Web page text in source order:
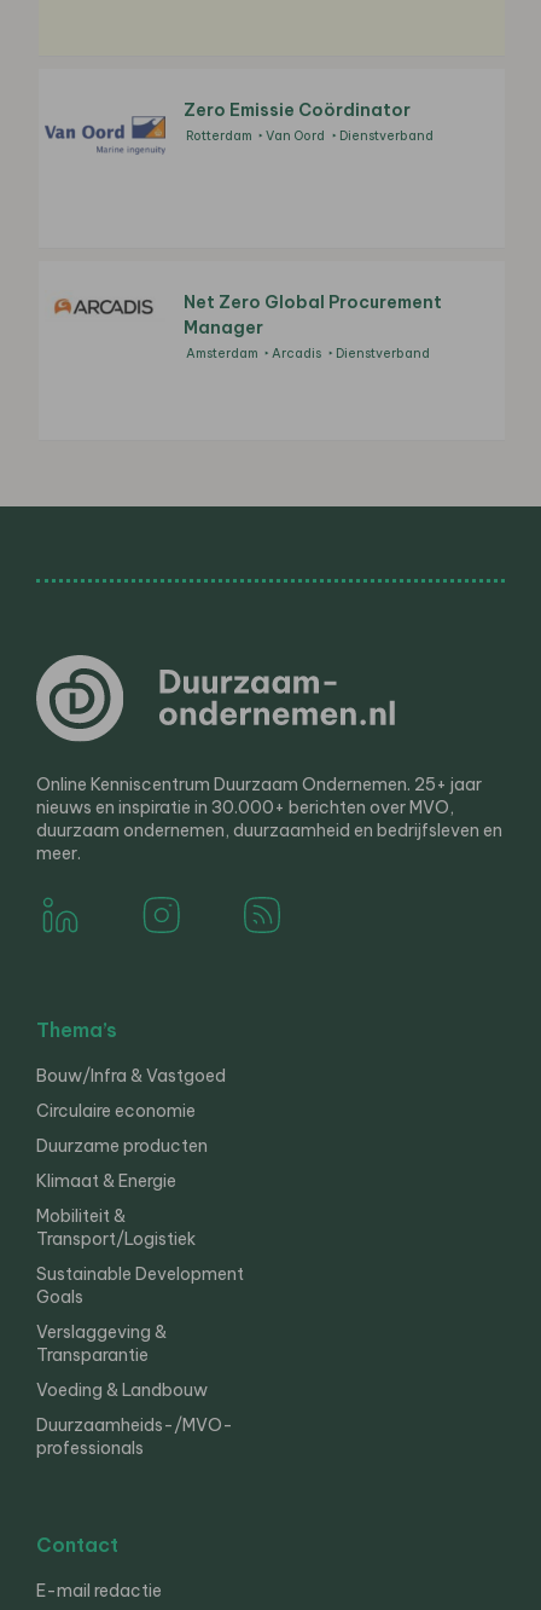
Zero Emissie Coördinator
Rotterdam Van Oord Dienstverband
Net Zero Global Procurement
Manager
Amsterdam Arcadis Dienstverband
Online Kenniscentrum Duurzaam Ondernemen. 25+ jaar
nieuws en inspiratie in 30.000+ berichten over MVO,
duurzaam ondernemen, duurzaamheid en bedrijfsleven en
meer.
Thema’s
Bouw/Infra & Vastgoed
Circulaire economie
Duurzame producten
Klimaat & Energie
Mobiliteit &
Transport/Logistiek
Sustainable Development
Goals
Verslaggeving &
Transparantie
Voeding & Landbouw
Duurzaamheids-/MVO-
professionals
Contact
E-mail redactie